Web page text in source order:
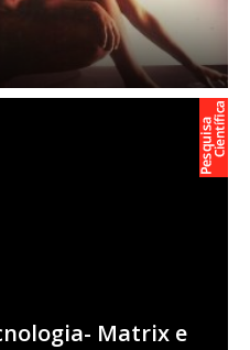
Matrix e